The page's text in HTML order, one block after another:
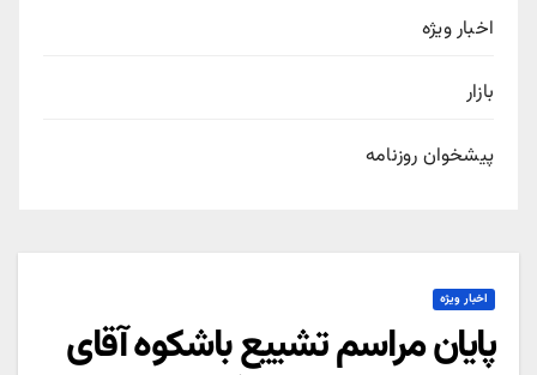
اخبار ویژه
بازار
پیشخوان روزنامه
اخبار ویژه
پایان مراسم تشییع باشکوه آقای